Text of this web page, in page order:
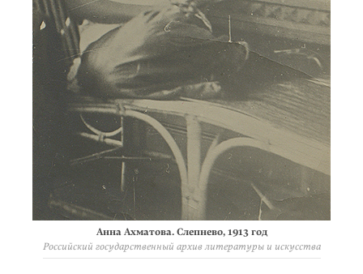
Анна Ахматова. Слепнево, 1913 год
Российский государственный архив литературы и искусства